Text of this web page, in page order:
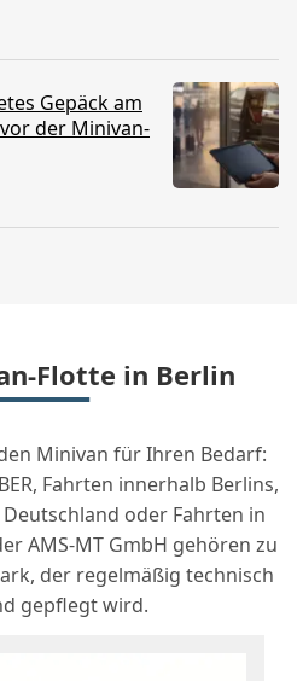
Gepäck am
vor der Minivan-
Flotte in Berlin
Minivan für Ihren Bedarf:
Fahrten innerhalb Berlins,
oder Fahrten in
AMS-MT GmbH gehören zu
der regelmäßig technisch
gepflegt wird.